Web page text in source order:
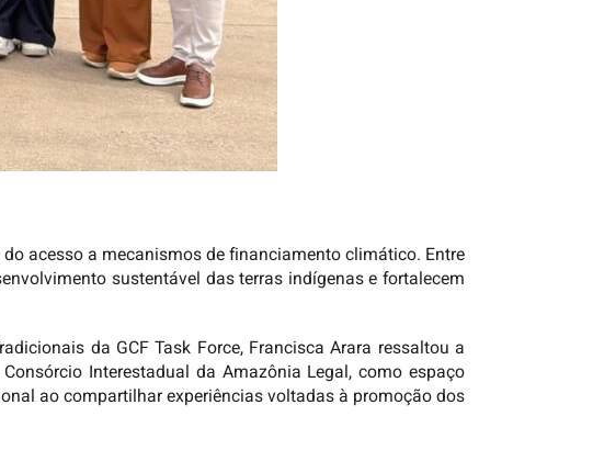
acesso a mecanismos de financiamento climático. Entre
sustentável das terras indígenas e fortalecem
da GCF Task Force, Francisca Arara ressaltou a
Interestadual da Amazônia Legal, como espaço
ao compartilhar experiências voltadas à promoção dos